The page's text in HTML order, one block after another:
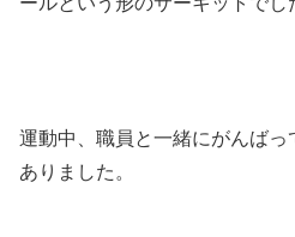
運動中、職員と一緒にがんば
ありました。